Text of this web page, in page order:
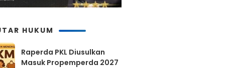
HUKUM
Raperda PKL Diusulkan
Masuk Propemperda 2027